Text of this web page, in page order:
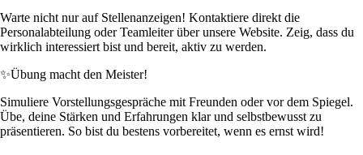
Warte nicht nur auf Stellenanzeigen! Kontaktiere direkt die
Personalabteilung oder Teamleiter über unsere Website. Zeig, dass du
wirklich interessiert bist und bereit, aktiv zu werden.
✨Übung macht den Meister!
Simuliere Vorstellungsgespräche mit Freunden oder vor dem Spiegel.
Übe, deine Stärken und Erfahrungen klar und selbstbewusst zu
präsentieren. So bist du bestens vorbereitet, wenn es ernst wird!